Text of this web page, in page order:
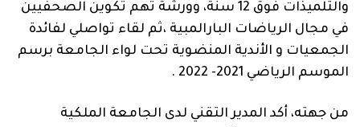
والتلميذات فوق 12 سنة، وورشة تهم تكوين الصحفيين
في مجال الرياضات البارالمبية ،ثم لقاء تواصلي لفائدة
الجمعيات و الأندية المنضوية تحت لواء الجامعة برسم
الموسم الرياضي 2021- 2022 .
من جهته، أكد المدير التقني لدى الجامعة الملكية